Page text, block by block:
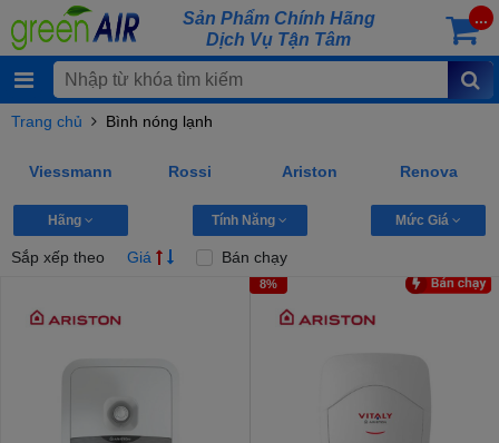
Sản Phẩm Chính Hãng
Dịch Vụ Tận Tâm
...
Trang chủ Bình nóng lạnh
Viessmann Rossi Ariston Renova
Hãng Tính Năng Mức Giá
Sắp xếp theo Giá Bán chạy
8%